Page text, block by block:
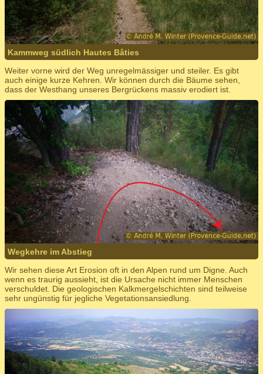
Kammweg südlich Hautes Bâties
Weiter vorne wird der Weg unregelmässiger und steiler. Es gibt
auch einige kurze Kehren. Wir können durch die Bäume sehen,
dass der Westhang unseres Bergrückens massiv erodiert ist.
Wegkehre im Abstieg
Wir sehen diese Art Erosion oft in den Alpen rund um Digne. Auch
wenn es traurig aussieht, ist die Ursache nicht immer Menschen
verschuldet. Die geologischen Kalkmergelschichten sind teilweise
sehr ungünstig für jegliche Vegetationsansiedlung.